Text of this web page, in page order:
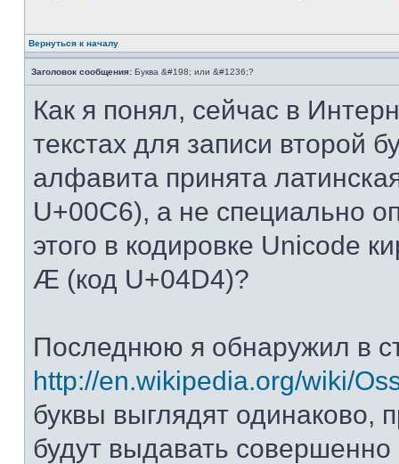
Вернуться к началу
Заголовок сообщения: Буква &#198; или &#1236;?
Как я понял, сейчас в
текстах для записи второй
алфавита принята
U+00C6), а не специально
этого в кодировке Unicode
Ӕ (код U+04D4)?
Последнюю я обнаружил в
http://en.wikipedia.org/wiki/
буквы выглядят одинаково,
будут выдавать